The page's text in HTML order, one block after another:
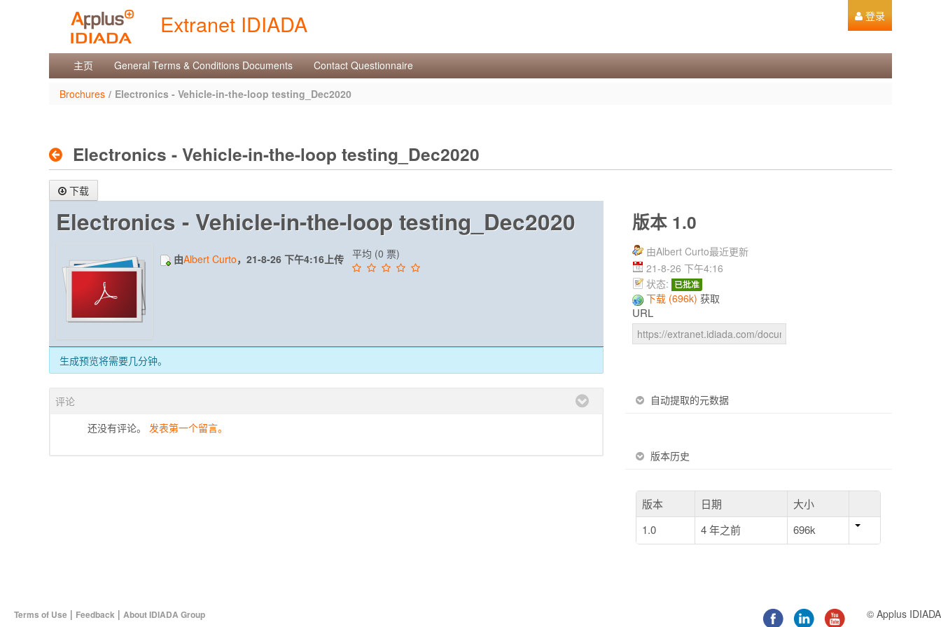
登录
Extranet IDIADA
Brochures
主页 General Terms & Conditions Documents Contact Questionnaire
Brochures / Electronics - Vehicle-in-the-loop testing_Dec2020
Electronics - Vehicle-in-the-loop testing_Dec2020
下载
Electronics - Vehicle-in-the-loop testing_Dec2020
由Albert Curto，21-8-26 下午4:16上传 平均 (0 票)
生成预览将需要几分钟。
评论
还没有评论。 发表第一个留言。
版本 1.0
由Albert Curto最近更新
21-8-26 下午4:16
状态: 已批准
下载 (696k) 获取
URL
自动提取的元数据
版本历史
版本 日期
大小
1.0
4 年之前 696k
Terms of Use | Feedback | About IDIADA Group © Applus IDIADA